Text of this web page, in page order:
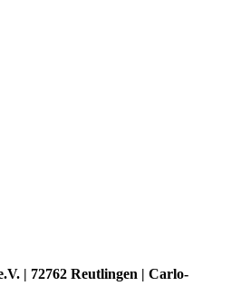
| 72762 Reutlingen | Carlo-